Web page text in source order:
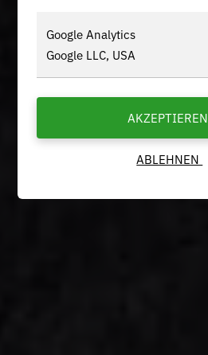
Google Analytics
Google LLC, USA
ABLEHNEN
AKZEPTIEREN